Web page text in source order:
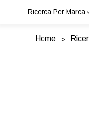
Ricerca Per Marca
Home